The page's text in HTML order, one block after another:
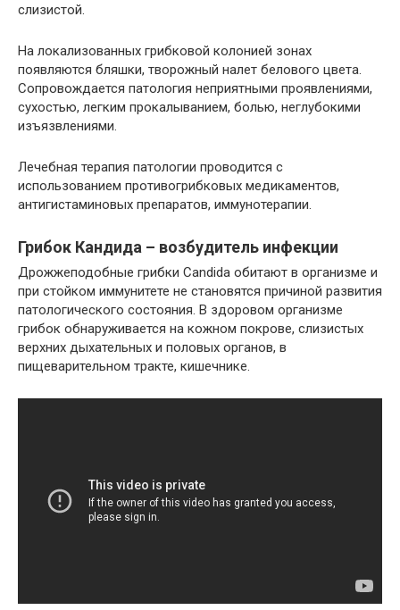
слизистой.
На локализованных грибковой колонией зонах
появляются бляшки, творожный налет белового цвета.
Сопровождается патология неприятными проявлениями,
сухостью, легким прокалыванием, болью, неглубокими
изъязвлениями.
Лечебная терапия патологии проводится с
использованием противогрибковых медикаментов,
антигистаминовых препаратов, иммунотерапии.
Грибок Кандида – возбудитель инфекции
Дрожжеподобные грибки Candidа обитают в организме и
при стойком иммунитете не становятся причиной развития
патологического состояния. В здоровом организме
грибок обнаруживается на кожном покрове, слизистых
верхних дыхательных и половых органов, в
пищеварительном тракте, кишечнике.